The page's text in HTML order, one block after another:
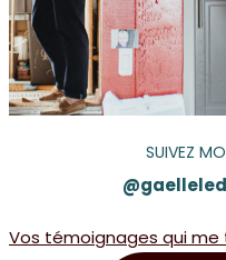
SUIVEZ
Vos témoignages qui